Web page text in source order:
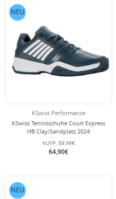
KSwiss Performance
KSwiss Tennisschuhe Court Express
HB Clay/Sandplatz 2024
tealblau/weiss Herren
eUVP: 89,99€
64,90€
NEU
NEU